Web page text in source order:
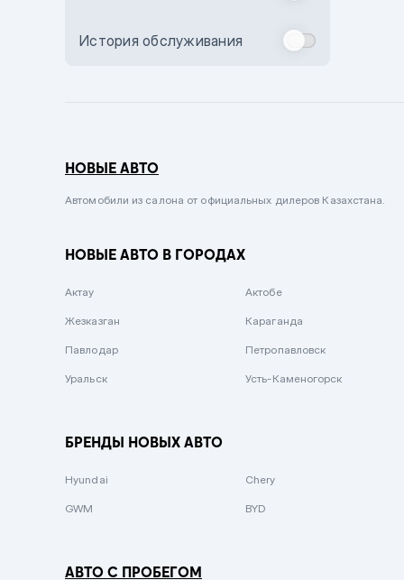
Комбинированный
Сиреневый металлик
Вишневый
Зеленый металлик
История обслуживания
НОВЫЕ АВТО
Автомобили из салона от официальных дилеров Казахстана.
НОВЫЕ АВТО В ГОРОДАХ
Актау Актобе
Жезказган Караганда
Павлодар Петропавловск
Уральск Усть-Каменогорск
БРЕНДЫ НОВЫХ АВТО
Hyundai Chery
GWM BYD
АВТО С ПРОБЕГОМ